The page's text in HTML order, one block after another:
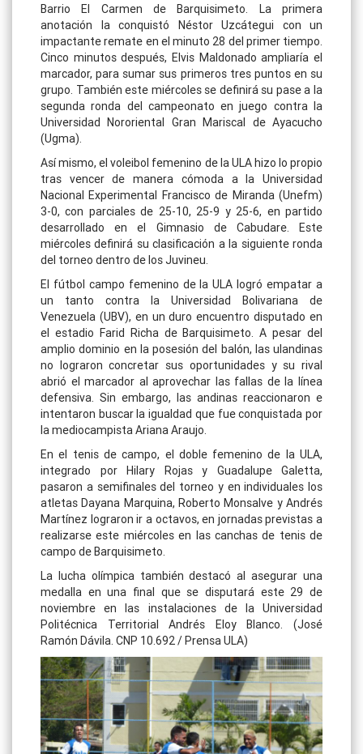
Barrio El Carmen de Barquisimeto. La primera
anotación la conquistó Néstor Uzcátegui con un
impactante remate en el minuto 28 del primer tiempo.
Cinco minutos después, Elvis Maldonado ampliaría el
marcador, para sumar sus primeros tres puntos en su
grupo. También este miércoles se definirá su pase a la
segunda ronda del campeonato en juego contra la
Universidad Nororiental Gran Mariscal de Ayacucho
(Ugma).
Así mismo, el voleibol femenino de la ULA hizo lo propio
tras vencer de manera cómoda a la Universidad
Nacional Experimental Francisco de Miranda (Unefm)
3-0, con parciales de 25-10, 25-9 y 25-6, en partido
desarrollado en el Gimnasio de Cabudare. Este
miércoles definirá su clasificación a la siguiente ronda
del torneo dentro de los Juvineu.
El fútbol campo femenino de la ULA logró empatar a
un tanto contra la Universidad Bolivariana de
Venezuela (UBV), en un duro encuentro disputado en
el estadio Farid Richa de Barquisimeto. A pesar del
amplio dominio en la posesión del balón, las ulandinas
no lograron concretar sus oportunidades y su rival
abrió el marcador al aprovechar las fallas de la línea
defensiva. Sin embargo, las andinas reaccionaron e
intentaron buscar la igualdad que fue conquistada por
la mediocampista Ariana Araujo.
En el tenis de campo, el doble femenino de la ULA,
integrado por Hilary Rojas y Guadalupe Galetta,
pasaron a semifinales del torneo y en individuales los
atletas Dayana Marquina, Roberto Monsalve y Andrés
Martínez lograron ir a octavos, en jornadas previstas a
realizarse este miércoles en las canchas de tenis de
campo de Barquisimeto.
La lucha olímpica también destacó al asegurar una
medalla en una final que se disputará este 29 de
noviembre en las instalaciones de la Universidad
Politécnica Territorial Andrés Eloy Blanco. (José
Ramón Dávila. CNP 10.692 / Prensa ULA)